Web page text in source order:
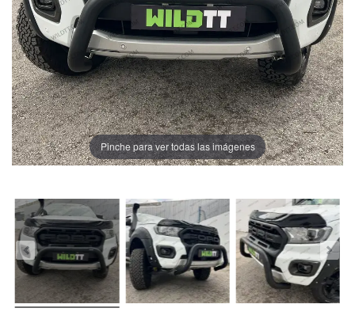
Pinche para ver todas las imágenes